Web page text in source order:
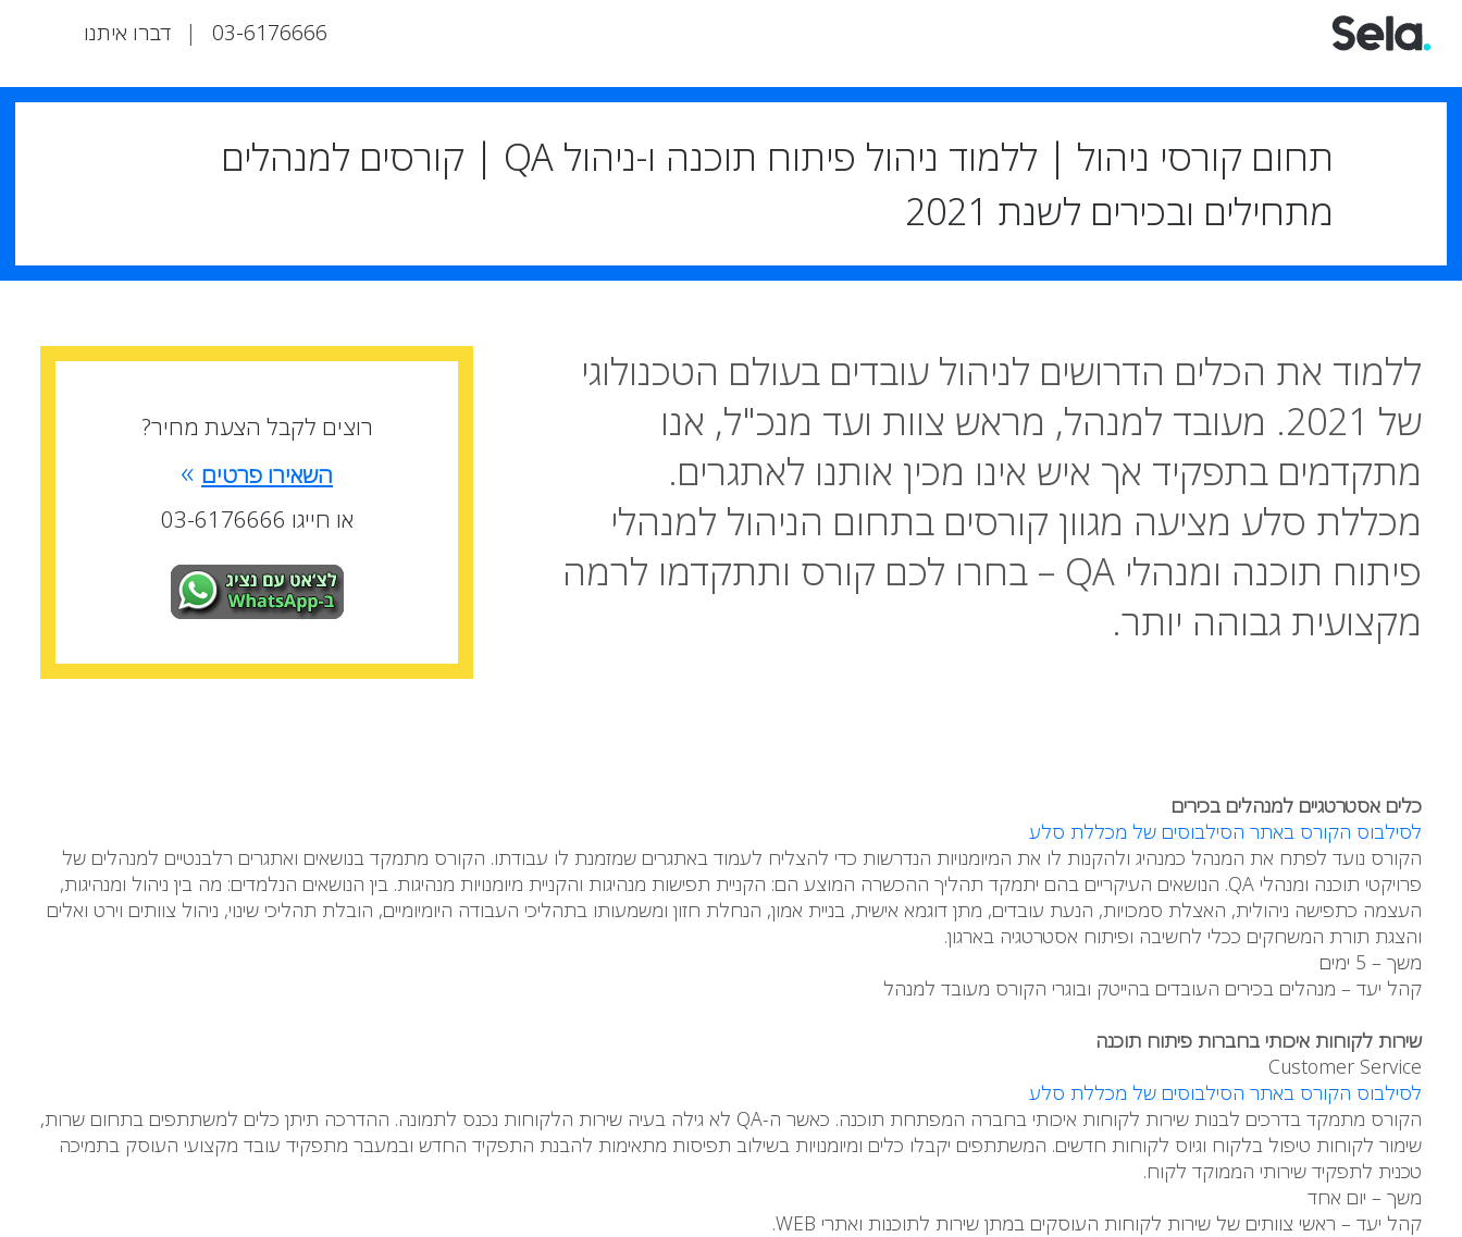
03-6176666
| דברו איתנו
תחום קורסי ניהול | ללמוד ניהול פיתוח תוכנה ו-ניהול QA | קורסים למנהלים
מתחילים ובכירים לשנת 2021
ללמוד את הכלים הדרושים לניהול עובדים בעולם הטכנולוגי
של 2021. מעובד למנהל, מראש צוות ועד מנכ"ל, אנו
מתקדמים בתפקיד אך איש אינו מכין אותנו לאתגרים.
מכללת סלע מציעה מגוון קורסים בתחום הניהול למנהלי
פיתוח תוכנה ומנהלי QA – בחרו לכם קורס ותתקדמו לרמה
מקצועית גבוהה יותר.
כלים אסטרטגיים למנהלים בכירים
לסילבוס הקורס באתר הסילבוסים של מכללת סלע
הקורס נועד לפתח את המנהל כמנהיג ולהקנות לו את המיומנויות הנדרשות כדי להצליח לעמוד באתגרים שמזמנת לו עבודתו. הקורס מתמקד בנושאים ואתגרים רלבנטיים למנהלים של
פרויקטי תוכנה ומנהלי QA. הנושאים העיקריים בהם יתמקד תהליך ההכשרה המוצע הם: הקניית תפישות מנהיגות והקניית מיומנויות מנהיגות. בין הנושאים הנלמדים: מה בין ניהול ומנהיגות,
העצמה כתפישה ניהולית, האצלת סמכויות, הנעת עובדים, מתן דוגמא אישית, בניית אמון, הנחלת חזון ומשמעותו בתהליכי העבודה היומיומיים, הובלת תהליכי שינוי, ניהול צוותים וירט ואלים
והצגת תורת המשחקים ככלי לחשיבה ופיתוח אסטרטגיה בארגון.
משך – 5 ימים
קהל יעד – מנהלים בכירים העובדים בהייטק ובוגרי הקורס מעובד למנהל
שירות לקוחות איכותי בחברות פיתוח תוכנה
Customer Service
לסילבוס הקורס באתר הסילבוסים של מכללת סלע
הקורס מתמקד בדרכים לבנות שירות לקוחות איכותי בחברה המפתחת תוכנה. כאשר ה-QA לא גילה בעיה שירות הלקוחות נכנס לתמונה. ההדרכה תיתן כלים למשתתפים בתחום שרות,
שימור לקוחות טיפול בלקוח וגיוס לקוחות חדשים. המשתתפים יקבלו כלים ומיומנויות בשילוב תפיסות מתאימות להבנת התפקיד החדש ובמעבר מתפקיד עובד מקצועי העוסק בתמיכה
טכנית לתפקיד שירותי הממוקד לקוח.
משך – יום אחד
קהל יעד – ראשי צוותים של שירות לקוחות העוסקים במתן שירות לתוכנות ואתרי WEB.
רוצים לקבל הצעת מחיר?
השאירו פרטים »
או חייגו 03-6176666